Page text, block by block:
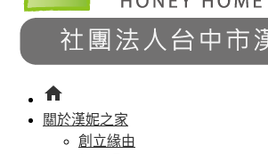
home
關於漢妮之家
創立緣由